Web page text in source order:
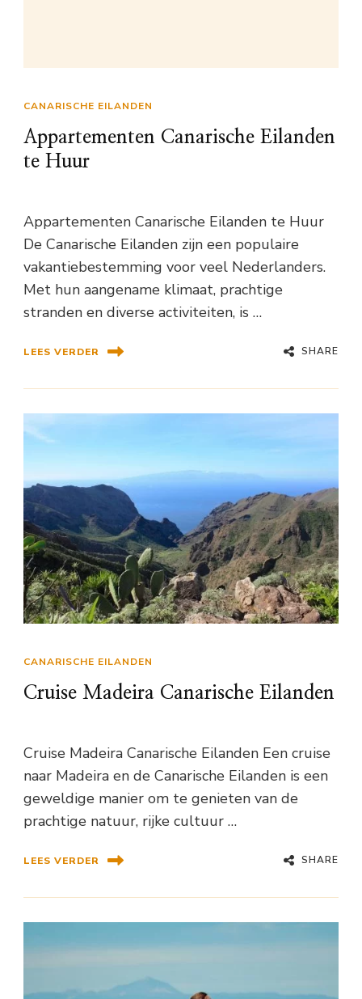
CANARISCHE EILANDEN
Appartementen Canarische Eilanden
te Huur
Appartementen Canarische Eilanden te Huur
De Canarische Eilanden zijn een populaire
vakantiebestemming voor veel Nederlanders.
Met hun aangename klimaat, prachtige
stranden en diverse activiteiten, is …
LEES VERDER SHARE
CANARISCHE EILANDEN
Cruise Madeira Canarische Eilanden
Cruise Madeira Canarische Eilanden Een cruise
naar Madeira en de Canarische Eilanden is een
geweldige manier om te genieten van de
prachtige natuur, rijke cultuur …
LEES VERDER SHARE